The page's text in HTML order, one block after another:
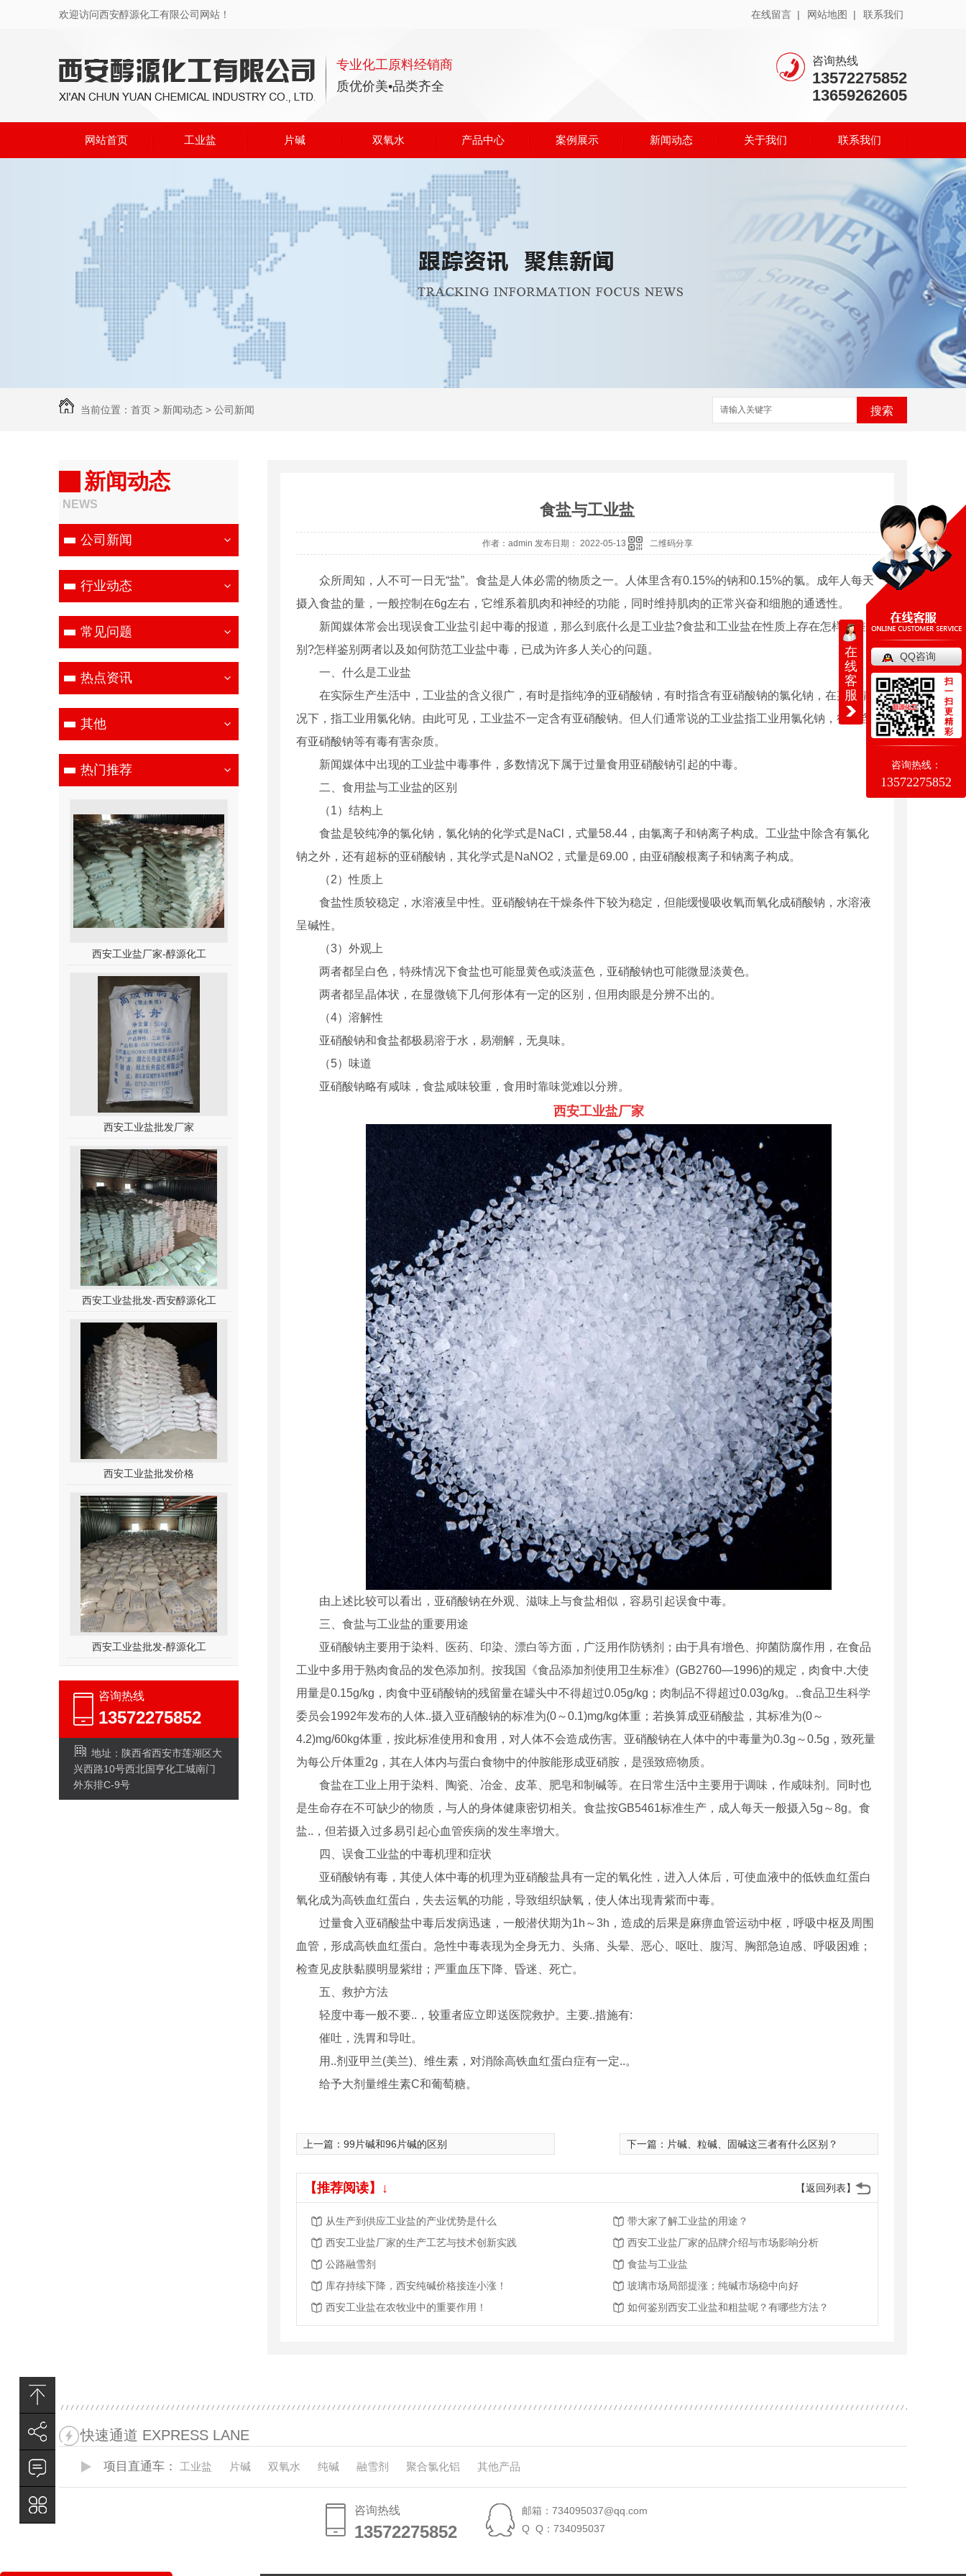
欢迎访问西安醇源化工有限公司网站！ 在线留言 | 网站地图 | 联系我们
专业化工原料经销商
质优价美•品类齐全
咨询热线
13572275852
13659262605
网站首页 工业盐 片碱 双氧水 产品中心 案例展示 新闻动态 关于我们 联系我们
当前位置： 首页 > 新闻动态 > 公司新闻 搜索
新闻动态
NEWS
公司新闻
行业动态
常见问题
热点资讯
其他
热门推荐
西安工业盐厂家-醇源化工
西安工业盐批发厂家
西安工业盐批发-西安醇源化工
西安工业盐批发价格
西安工业盐批发-醇源化工
咨询热线
13572275852
地址：陕西省西安市莲湖区大
兴西路10号西北国亨化工城南门
外东排C-9号
食盐与工业盐
作者：admin 发布日期： 2022-05-13 二维码分享
众所周知，人不可一日无“盐”。食盐是人体必需的物质之一。人体里含有0.15%的钠和0.15%的氯。成年人每天
摄入食盐的量，一般控制在6g左右，它维系着肌肉和神经的功能，同时维持肌肉的正常兴奋和细胞的通透性。
新闻媒体常会出现误食工业盐引起中毒的报道，那么到底什么是工业盐?食盐和工业盐在性质上存在怎样的差
别?怎样鉴别两者以及如何防范工业盐中毒，已成为许多人关心的问题。
一、什么是工业盐
在实际生产生活中，工业盐的含义很广，有时是指纯净的亚硝酸钠，有时指含有亚硝酸钠的氯化钠，在某些情
况下，指工业用氯化钠。由此可见，工业盐不一定含有亚硝酸钠。但人们通常说的工业盐指工业用氯化钠，往往含
有亚硝酸钠等有毒有害杂质。
新闻媒体中出现的工业盐中毒事件，多数情况下属于过量食用亚硝酸钠引起的中毒。
二、食用盐与工业盐的区别
（1）结构上
食盐是较纯净的氯化钠，氯化钠的化学式是NaCl，式量58.44，由氯离子和钠离子构成。工业盐中除含有氯化
钠之外，还有超标的亚硝酸钠，其化学式是NaNO2，式量是69.00，由亚硝酸根离子和钠离子构成。
（2）性质上
食盐性质较稳定，水溶液呈中性。亚硝酸钠在干燥条件下较为稳定，但能缓慢吸收氧而氧化成硝酸钠，水溶液
呈碱性。
（3）外观上
两者都呈白色，特殊情况下食盐也可能显黄色或淡蓝色，亚硝酸钠也可能微显淡黄色。
两者都呈晶体状，在显微镜下几何形体有一定的区别，但用肉眼是分辨不出的。
（4）溶解性
亚硝酸钠和食盐都极易溶于水，易潮解，无臭味。
（5）味道
亚硝酸钠略有咸味，食盐咸味较重，食用时靠味觉难以分辨。
西安工业盐厂家
由上述比较可以看出，亚硝酸钠在外观、滋味上与食盐相似，容易引起误食中毒。
三、食盐与工业盐的重要用途
亚硝酸钠主要用于染料、医药、印染、漂白等方面，广泛用作防锈剂；由于具有增色、抑菌防腐作用，在食品
工业中多用于熟肉食品的发色添加剂。按我国《食品添加剂使用卫生标准》(GB2760—1996)的规定，肉食中.大使
用量是0.15g/kg，肉食中亚硝酸钠的残留量在罐头中不得超过0.05g/kg；肉制品不得超过0.03g/kg。..食品卫生科学
委员会1992年发布的人体..摄入亚硝酸钠的标准为(0～0.1)mg/kg体重；若换算成亚硝酸盐，其标准为(0～
4.2)mg/60kg体重，按此标准使用和食用，对人体不会造成伤害。亚硝酸钠在人体中的中毒量为0.3g～0.5g，致死量
为每公斤体重2g，其在人体内与蛋白食物中的仲胺能形成亚硝胺，是强致癌物质。
食盐在工业上用于染料、陶瓷、冶金、皮革、肥皂和制碱等。在日常生活中主要用于调味，作咸味剂。同时也
是生命存在不可缺少的物质，与人的身体健康密切相关。食盐按GB5461标准生产，成人每天一般摄入5g～8g。食
盐..，但若摄入过多易引起心血管疾病的发生率增大。
四、误食工业盐的中毒机理和症状
亚硝酸钠有毒，其使人体中毒的机理为亚硝酸盐具有一定的氧化性，进入人体后，可使血液中的低铁血红蛋白
氧化成为高铁血红蛋白，失去运氧的功能，导致组织缺氧，使人体出现青紫而中毒。
过量食入亚硝酸盐中毒后发病迅速，一般潜伏期为1h～3h，造成的后果是麻痹血管运动中枢，呼吸中枢及周围
血管，形成高铁血红蛋白。急性中毒表现为全身无力、头痛、头晕、恶心、呕吐、腹泻、胸部急迫感、呼吸困难；
检查见皮肤黏膜明显紫绀；严重血压下降、昏迷、死亡。
五、救护方法
轻度中毒一般不要..，较重者应立即送医院救护。主要..措施有:
催吐，洗胃和导吐。
用..剂亚甲兰(美兰)、维生素，对消除高铁血红蛋白症有一定..。
给予大剂量维生素C和葡萄糖。
上一篇： 99片碱和96片碱的区别 下一篇： 片碱、粒碱、固碱这三者有什么区别？
【返回列表】
【推荐阅读】↓
从生产到供应工业盐的产业优势是什么
带大家了解工业盐的用途？
西安工业盐厂家的生产工艺与技术创新实践
西安工业盐厂家的品牌介绍与市场影响分析
公路融雪剂
食盐与工业盐
库存持续下降，西安纯碱价格接连小涨！
玻璃市场局部提涨；纯碱市场稳中向好
西安工业盐在农牧业中的重要作用！
如何鉴别西安工业盐和粗盐呢？有哪些方法？
快速通道 EXPRESS LANE
项目直通车： 工业盐 片碱 双氧水 纯碱 融雪剂 聚合氯化铝 其他产品
咨询热线
13572275852
13572275852
邮箱：734095037@qq.com
Q Q：734095037
在
线
客
服
QQ咨询
扫
一
扫
更
精
彩
咨询热线：
13572275852